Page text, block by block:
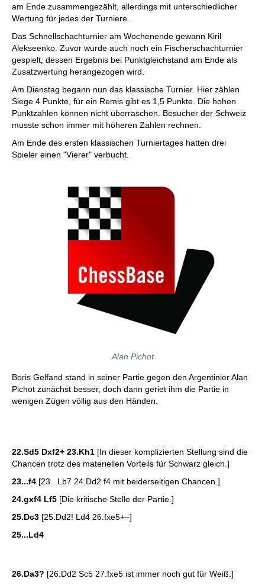
am Ende zusammengezählt, allerdings mit unterschiedlicher
Wertung für jedes der Turniere.
Das Schnellschachturnier am Wochenende gewann Kiril
Alekseenko. Zuvor wurde auch noch ein Fischerschachturnier
gespielt, dessen Ergebnis bei Punktgleichstand am Ende als
Zusatzwertung herangezogen wird.
Am Dienstag begann nun das klassische Turnier. Hier zählen
Siege 4 Punkte, für ein Remis gibt es 1,5 Punkte. Die hohen
Punktzahlen können nicht überraschen. Besucher der Schweiz
musste schon immer mit höheren Zahlen rechnen.
Am Ende des ersten klassischen Turniertages hatten drei
Spieler einen "Vierer" verbucht.
Alan Pichot
Boris Gelfand stand in seiner Partie gegen den Argentinier Alan
Pichot zunächst besser, doch dann geriet ihm die Partie in
wenigen Zügen völlig aus den Händen.
22.Sd5 Dxf2+ 23.Kh1 [In dieser komplizierten Stellung sind die
Chancen trotz des materiellen Vorteils für Schwarz gleich.]
23...f4 [23...Lb7 24.Dd2 f4 mit beiderseitigen Chancen.]
24.gxf4 Lf5 [Die kritische Stelle der Partie.]
25.Dc3 [25.Dd2! Ld4 26.fxe5+–]
25...Ld4
26.Da3? [26.Dd2 Sc5 27.fxe5 ist immer noch gut für Weiß.]